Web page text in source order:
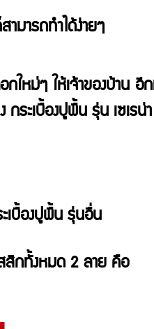
มารถทำได้ง่ายๆ
ม่ๆ ให้เจ้าของบ้าน อีก
ระเบื้องปูพื้น รุ่น เซเรน่า
เบื้องปูพื้น รุ่นอื่น
สสิกทั้งหมด 2 ลาย คือ